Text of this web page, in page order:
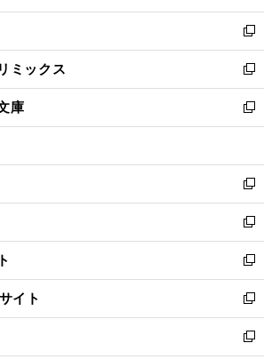
開
く
ウ
で
開
く
ン
ド
ウ
で
開
く
ウ
ィ
ン
ド
ウ
で
開
し
い
ウ
ィ
ン
ド
ウ
開
く
新
し
い
ウ
ィ
ン
ウ
で
開
く
ミックス
新
し
い
ウ
ン
ド
ウ
で
開
く
庫
新
し
ウ
ィ
ン
ド
ウ
で
開
く
新
し
い
ウ
ィ
ン
ド
ウ
で
開
新
し
い
ウ
ィ
ン
ド
新
し
い
ウ
ィ
イト
新
し
い
新